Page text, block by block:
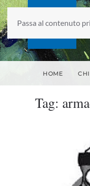
Passa al contenuto
HOME
Tag: